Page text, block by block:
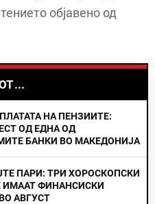
објавено од
НА ПЕНЗИИТЕ:
ОД ЕДНА ОД
БАНКИ ВО МАКЕДОНИЈА
ПАРИ: ТРИ ХОРОСКОПСКИ
ИМААТ ФИНАНСИСКИ
АВГУСТ